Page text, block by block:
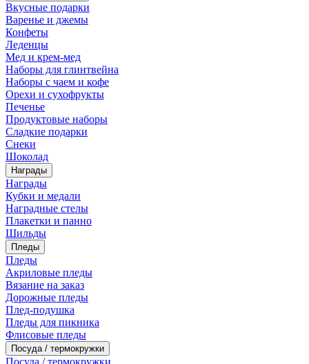
Вкусные подарки
Варенье и джемы
Конфеты
Леденцы
Мед и крем-мед
Наборы для глинтвейна
Наборы с чаем и кофе
Орехи и сухофрукты
Печенье
Продуктовые наборы
Сладкие подарки
Снеки
Шоколад
Награды
Награды
Кубки и медали
Наградные стелы
Плакетки и панно
Шильды
Пледы
Пледы
Акриловые пледы
Вязание на заказ
Дорожные пледы
Плед-подушка
Пледы для пикника
Флисовые пледы
Посуда / термокружки
Посуда / термокружки